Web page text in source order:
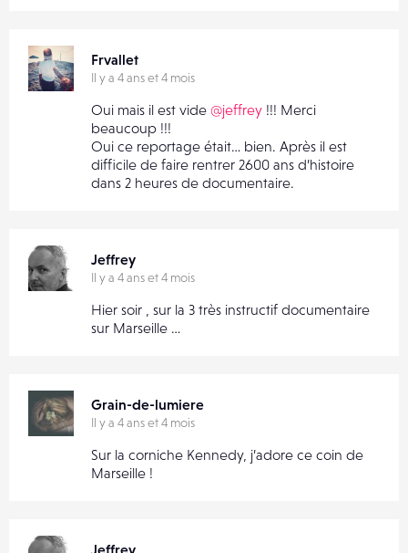
Frvallet
Il y a 4 ans et 4 mois
Oui mais il est vide @jeffrey !!! Merci
beaucoup !!!
Oui ce reportage était… bien. Après il est
difficile de faire rentrer 2600 ans d’histoire
dans 2 heures de documentaire.
Jeffrey
Il y a 4 ans et 4 mois
Hier soir , sur la 3 très instructif documentaire
sur Marseille …
Grain-de-lumiere
Il y a 4 ans et 4 mois
Sur la corniche Kennedy, j’adore ce coin de
Marseille !
Jeffrey